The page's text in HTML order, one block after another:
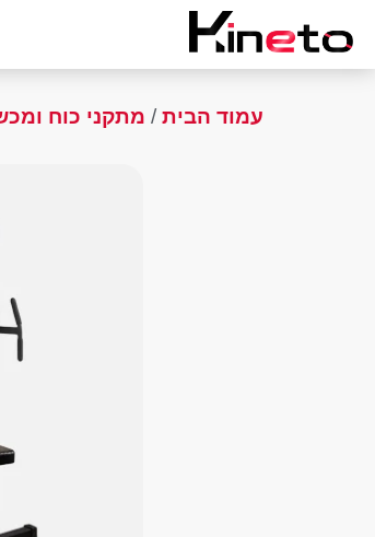
עמוד הבית / מתקני כוח